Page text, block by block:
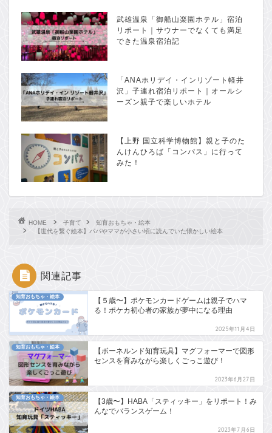
武雄温泉「御船山楽園ホテル」宿泊
リポート｜サウナーでなくても満足
できた温泉宿泊記
「ANAホリデイ・インリゾート軽井
沢」子連れ宿泊リポート｜オールシ
ーズン親子で楽しいホテル
【上野 国立科学博物館】親と子のた
んけんひろば「コンパス」に行って
みた！
HOME 子育て
知育おもちゃ・絵本
【世代を繋ぐ絵本】パパやママが小さい頃に読んでいた懐かしい絵本
関連記事
知育おもちゃ・絵本
【５歳〜】ポケモンカードゲームは親子でハマ
る！ポケカ初心者の家族が夢中になる理由
2025年11月4日
知育おもちゃ・絵本
【ボーネルンド知育玩具】マグフォーマーで図形
センスを育みながら楽しくごっこ遊び！
2023年6月27日
知育おもちゃ・絵本
【3歳〜】HABA「スティッキー」をリポート！み
んなでバランスゲーム！
2023年7月6日